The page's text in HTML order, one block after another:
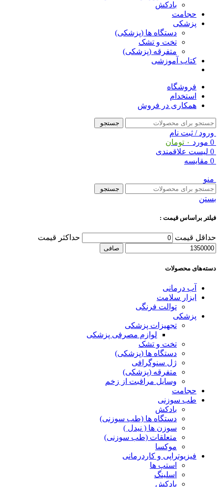
بادکش
حجامت
پزشکی
دستگاه ها (پزشکی)
تخت و تشک
متفرقه (پزشکی)
کتاب آموزشی
فروشگاه
استخدام
همکاری در فروش
جستجو
ورود / ثبت نام
0 مورد ۰ تومان
0 لیست علاقمندی
0 مقایسه
منو
جستجو
بستن
فیلتر براساس قیمت :
حداقل قیمت حداكثر قيمت
صافی
دسته‌های محصولات
آب درمانی
ابزار سلامت
توالت فرنگی
پزشکی
تجهیزات پزشکی
لوازم مصرفی پزشکی
تخت و تشک
دستگاه ها (پزشکی)
ژل سنوگرافی
متفرقه (پزشکی)
وسایل مراقبت از زخم
حجامت
طب سوزنی
بادکش
دستگاه ها (طب سوزنی)
سوزن ها ( نیدل )
متعلقات (طب سوزنی)
موکسا
فیزیوتراپی و کاردرمانی
استپ ها
اسلینگ
بادکش